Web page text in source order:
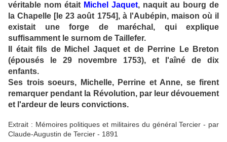
véritable nom était Michel Jaquet, naquit au bourg de
la Chapelle [le 23 août 1754], à l'Aubépin, maison où il
existait une forge de maréchal, qui explique
suffisamment le surnom de Taillefer.
Il était fils de Michel Jaquet et de Perrine Le Breton
(épousés le 29 novembre 1753), et l'aîné de dix
enfants.
Ses trois soeurs, Michelle, Perrine et Anne, se firent
remarquer pendant la Révolution, par leur dévouement
et l'ardeur de leurs convictions.
Extrait : Mémoires politiques et militaires du général Tercier - par
Claude-Augustin de Tercier - 1891